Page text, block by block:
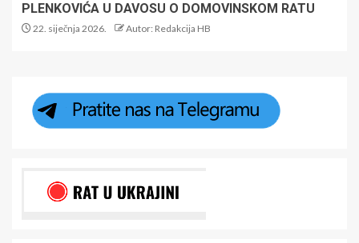
PLENKOVIĆA U DAVOSU O DOMOVINSKOM RATU
22. siječnja 2026. Autor: Redakcija HB